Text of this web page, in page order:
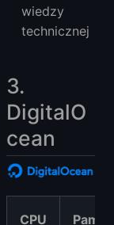
wiedzy
technicznej
3.
DigitalO
cean
CPU